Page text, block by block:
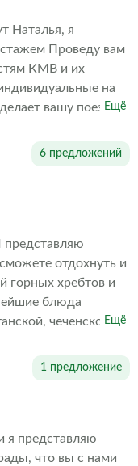
Наталья, я
Проведу вам
КМВ и их
на
вашу поездку
ваши
самые
вернуться снова!
местные, и с
Ещё
6 предложений
представляю
отдохнуть и
горных хребтов и
блюда
чеченской,
туры на джипах.
ярко и
Это к нам!
Ещё
1 предложение
я представляю
что вы с нами